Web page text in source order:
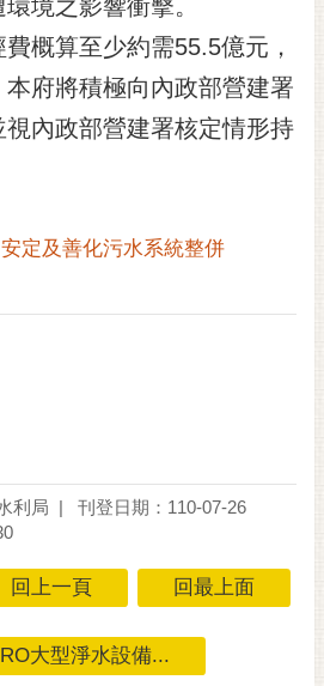
境之影響衝擊。
概算至少約需55.5億元，
本府將積極向內政部營建署
內政部營建署核定情形持
定及善化污水系統整併
利局
刊登日期：110-07-26
回上一頁 回最上面
大型淨水設備...